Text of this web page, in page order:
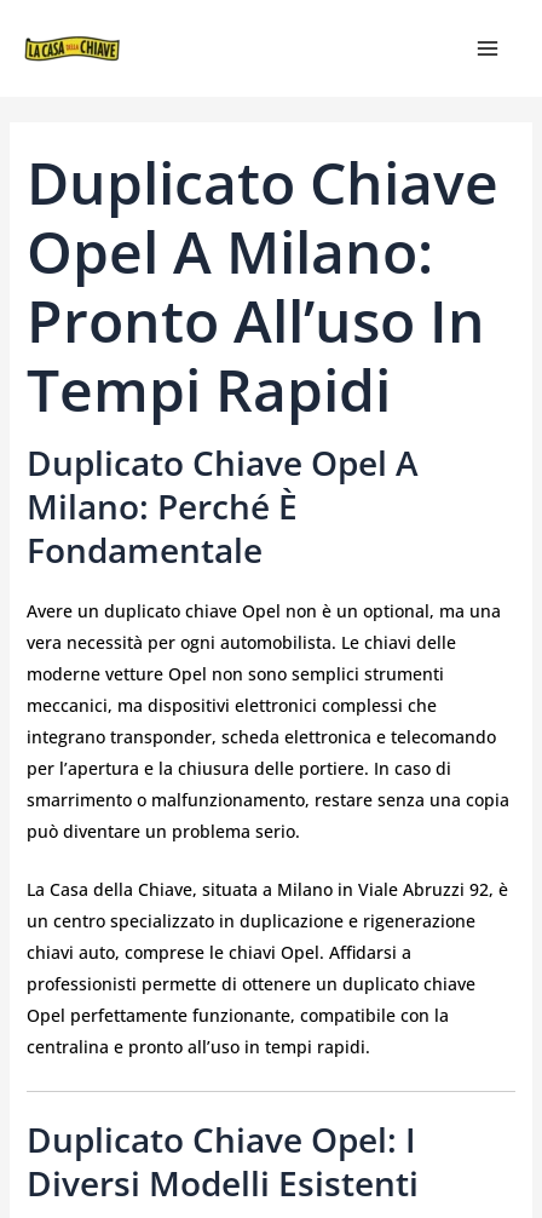
Duplicato Chiave
Opel A Milano:
Pronto All’uso In
Tempi Rapidi
Duplicato Chiave Opel A
Milano: Perché È
Fondamentale
Avere un duplicato chiave Opel non è un optional, ma una
vera necessità per ogni automobilista. Le chiavi delle
moderne vetture Opel non sono semplici strumenti
meccanici, ma dispositivi elettronici complessi che
integrano transponder, scheda elettronica e telecomando
per l’apertura e la chiusura delle portiere. In caso di
smarrimento o malfunzionamento, restare senza una copia
può diventare un problema serio.
La Casa della Chiave, situata a Milano in Viale Abruzzi 92, è
un centro specializzato in duplicazione e rigenerazione
chiavi auto, comprese le chiavi Opel. Affidarsi a
professionisti permette di ottenere un duplicato chiave
Opel perfettamente funzionante, compatibile con la
centralina e pronto all’uso in tempi rapidi.
Duplicato Chiave Opel: I
Diversi Modelli Esistenti
ARTICOLI